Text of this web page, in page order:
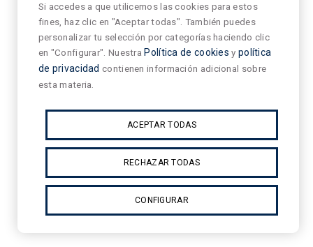
Si accedes a que utilicemos las cookies para estos
fines, haz clic en "Aceptar todas". También puedes
personalizar tu selección por categorías haciendo clic
en "Configurar". Nuestra Política de cookies y política
de privacidad contienen información adicional sobre
esta materia.
ACEPTAR TODAS
RECHAZAR TODAS
CONFIGURAR